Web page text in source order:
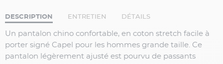
DESCRIPTION ENTRETIEN DÉTAILS
Un pantalon chino confortable, en coton stretch facile à
porter signé Capel pour les hommes grande taille. Ce
pantalon légèrement ajusté est pourvu de passants